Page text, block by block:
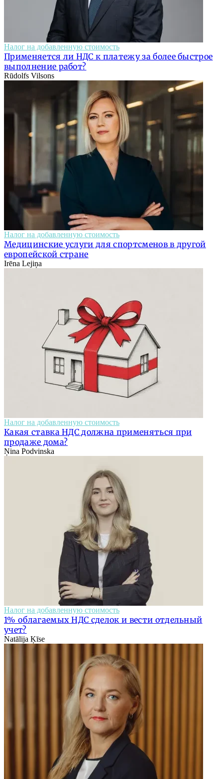
Налог на добавленную стоимость
Применяется ли НДС к платежу за более быстрое
выполнение работ?
Rūdolfs Vilsons
Налог на добавленную стоимость
Медицинские услуги для спортсменов в другой
европейской стране
Irēna Lejiņa
Налог на добавленную стоимость
Какая ставка НДС должна применяться при
продаже дома?
Ņina Podvinska
Налог на добавленную стоимость
1% облагаемых НДС сделок и вести отдельный
учет?
Natālija Ķīse